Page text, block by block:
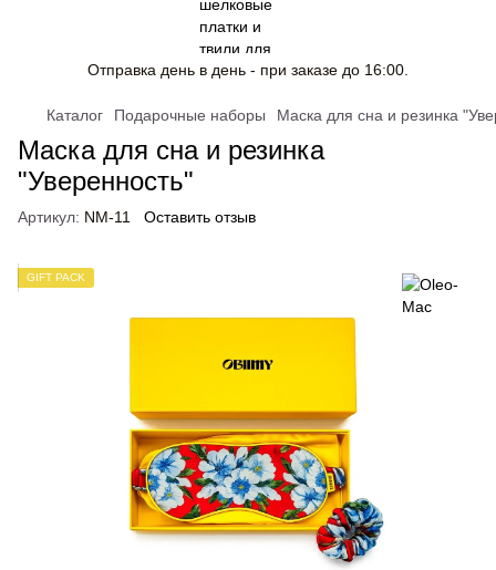
Отправка день в день - при заказе до 16:00.
Каталог Подарочные наборы Маска для сна и резинка
Маска для сна и резинка
"Уверенность"
Артикул: NM-11 Оставить отзыв
GIFT PACK